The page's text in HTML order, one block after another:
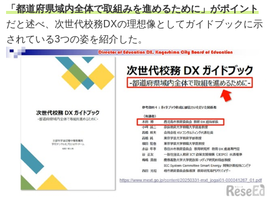
「都道府県域内全体で取組みを進めるために」がポイント
だと述べ、次世代校務DXの理想像としてガイドブックに示
されている3つの姿を紹介した。